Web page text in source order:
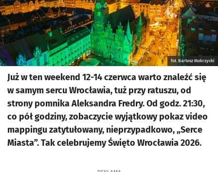
fot. Bartosz Mokrzycki
Już w ten weekend 12-14 czerwca warto znaleźć się
w samym sercu Wrocławia, tuż przy ratuszu, od
strony pomnika Aleksandra Fredry. Od godz. 21:30,
co pół godziny, zobaczycie wyjątkowy pokaz video
mappingu zatytułowany, nieprzypadkowo, „Serce
Miasta”. Tak celebrujemy Święto Wrocławia 2026.